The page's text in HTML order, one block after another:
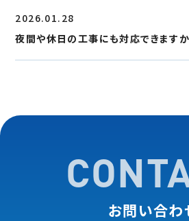
2026.01.28
夜間や休日の工事にも対応できますか
お問い合わ